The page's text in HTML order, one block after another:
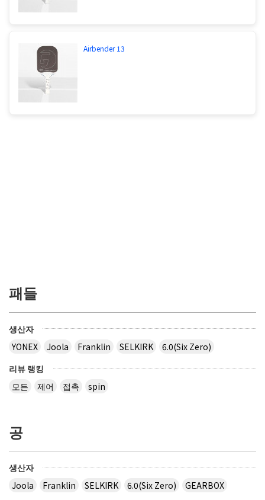
Airbender 13
패들
생산자
YONEX
Joola Franklin SELKIRK
6.0(Six Zero)
리뷰 랭킹
모든
제어 접촉 spin
공
생산자
Joola
Franklin SELKIRK 6.0(Six Zero)
GEARBOX